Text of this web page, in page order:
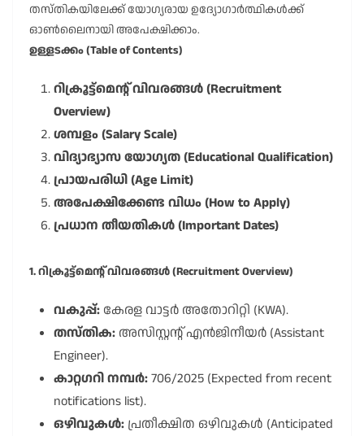
തസ്തികയിലേക്ക് യോഗ്യരായ ഉദ്യോഗാർത്ഥികൾക്ക്
ഓൺലൈനായി അപേക്ഷിക്കാം.
ഉള്ളടക്കം (Table of Contents)
റിക്രൂട്ട്മെന്റ് വിവരങ്ങൾ (Recruitment
Overview)
ശമ്പളം (Salary Scale)
വിദ്യാഭ്യാസ യോഗ്യത (Educational Qualification)
പ്രായപരിധി (Age Limit)
അപേക്ഷിക്കേണ്ട വിധം (How to Apply)
പ്രധാന തീയതികൾ (Important Dates)
1. റിക്രൂട്ട്മെന്റ് വിവരങ്ങൾ (Recruitment Overview)
വകുപ്പ്: കേരള വാട്ടർ അതോറിറ്റി (KWA).
തസ്തിക: അസിസ്റ്റന്റ് എൻജിനീയർ (Assistant
Engineer).
കാറ്റഗറി നമ്പർ:706/2025 (Expected from recent
notifications list).
ഒഴിവുകൾ: പ്രതീക്ഷിത ഒഴിവുകൾ (Anticipated